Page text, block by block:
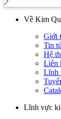
Về Kim
Giới
Tin
Hệ
Liên
Lĩnh
Lĩnh vực